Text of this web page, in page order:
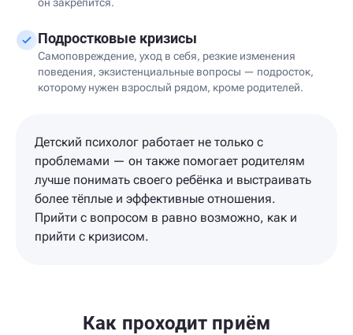
Подростковые кризисы
Самоповреждение, уход в себя, резкие изменения
поведения, экзистенциальные вопросы — подросток,
которому нужен взрослый рядом, кроме родителей.
Детский психолог работает не только с
проблемами — он также помогает родителям
лучше понимать своего ребёнка и выстраивать
более тёплые и эффективные отношения.
Прийти с вопросом в равно возможно, как и
прийти с кризисом.
Как проходит приём